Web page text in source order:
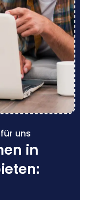
uns
in